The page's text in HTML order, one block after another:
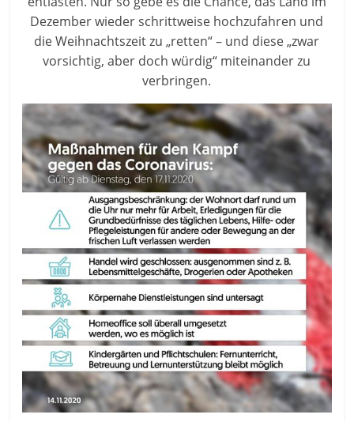
Dezember wieder schrittweise hochzufahren und
die Weihnachtszeit zu „retten“ – und diese „zwar
vorsichtig, aber doch würdig“ miteinander zu
verbringen.